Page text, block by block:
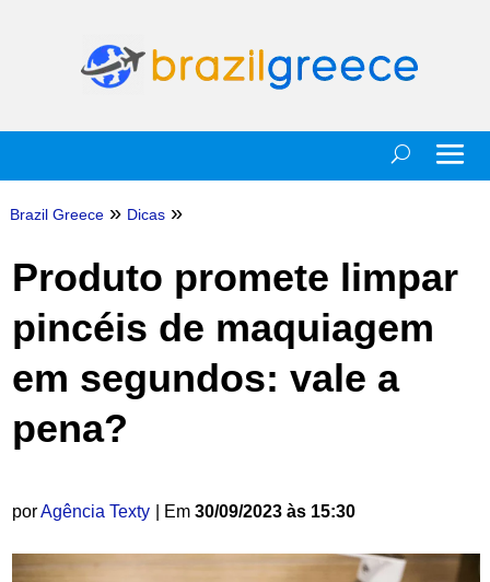
Brazil Greece » Dicas »
Produto promete limpar
pincéis de maquiagem
em segundos: vale a
pena?
porAgência Texty | Em 30/09/2023 às 15:30